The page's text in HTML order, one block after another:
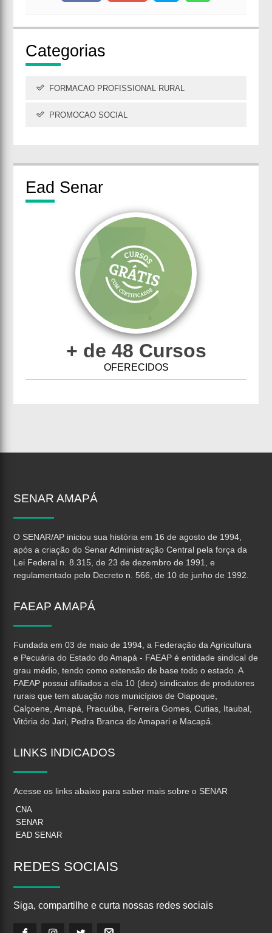
Categorias
FORMACAO PROFISSIONAL RURAL
PROMOCAO SOCIAL
Ead Senar
+ de 48 Cursos
OFERECIDOS
SENAR AMAPÁ
O SENAR/AP iniciou sua história em 16 de agosto de 1994,
após a criação do Senar Administração Central pela força da
Lei Federal n. 8.315, de 23 de dezembro de 1991, e
regulamentado pelo Decreto n. 566, de 10 de junho de 1992.
FAEAP AMAPÁ
Fundada em 03 de maio de 1994, a Federação da Agricultura
e Pecuária do Estado do Amapá - FAEAP é entidade sindical de
grau médio, tendo como extensão de base todo o estado. A
FAEAP possui afiliados a ela 10 (dez) sindicatos de produtores
rurais que tem atuação nos municípios de Oiapoque,
Calçoene, Amapá, Pracuúba, Ferreira Gomes, Cutias, Itaubal,
Vitória do Jari, Pedra Branca do Amapari e Macapá.
LINKS INDICADOS
Acesse os links abaixo para saber mais sobre o SENAR
CNA
SENAR
EAD SENAR
REDES SOCIAIS
Siga, compartilhe e curta nossas redes sociais